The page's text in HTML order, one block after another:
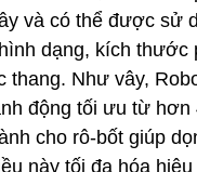
và có thể được sử
dạng, kích thước
thang. Như vây,
động tối ưu từ
cho rô-bốt giúp
này tối đa hóa